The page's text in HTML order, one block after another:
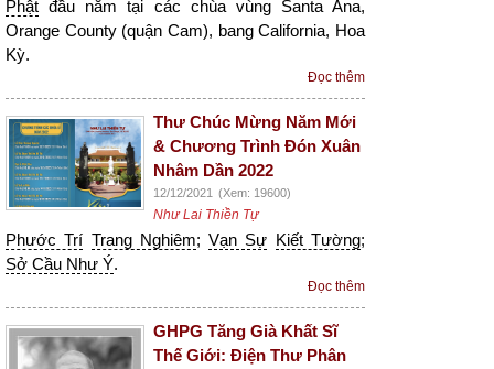
Phật đầu năm tại các chùa vùng Santa Ana,
Orange County (quận Cam), bang California, Hoa
Kỳ.
Đọc thêm
Thư Chúc Mừng Năm Mới
& Chương Trình Đón Xuân
Nhâm Dần 2022
12/12/2021 (Xem: 19600)
Như Lai Thiền Tự
Phước Trí Trang Nghiêm;Vạn Sự Kiết Tường;
Sở Cầu Như Ý.
Đọc thêm
GHPG Tăng Già Khất Sĩ
Thế Giới: Điện Thư Phân